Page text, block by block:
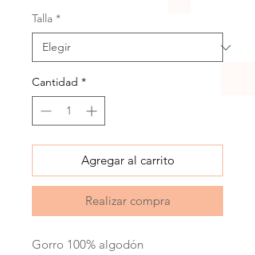
Talla *
Cantidad *
Agregar al carrito
Realizar compra
Gorro 100% algodón